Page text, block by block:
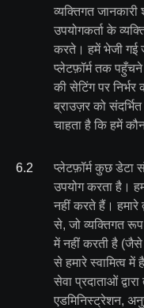
व्यक्तिगत
उपयोगकर्ता के
करते। हमें भेजी गई
प्लेटफ़ॉर्म तक
की सेटिंग पर निर्भर
ब्राउज़र को
चाहता है कि हमें
6.2
प्लेटफ़ॉर्म कुछ डेटा
उपयोग करता है।
नहीं करते हैं। हमारे
से, जो व्यक्तिगत
में नहीं करती है (जैसे
से हमारे स्वामित्व
सेवा प्रदाताओं
एडमिनिस्ट्रेशन,